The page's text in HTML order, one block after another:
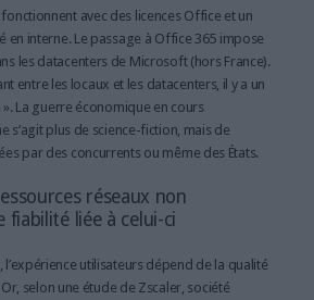
avec des licences Office et un
en interne. Le passage à Office 365 impose
les datacenters de Microsoft (hors France).
entre les locaux et les datacenters, il y a un
La guerre économique en cours
s’agit plus de science-fiction, mais de
par des concurrents ou même des États.
réseaux non
fiabilité liée à celui-ci
utilisateurs dépend de la qualité
selon une étude de Zscaler, société